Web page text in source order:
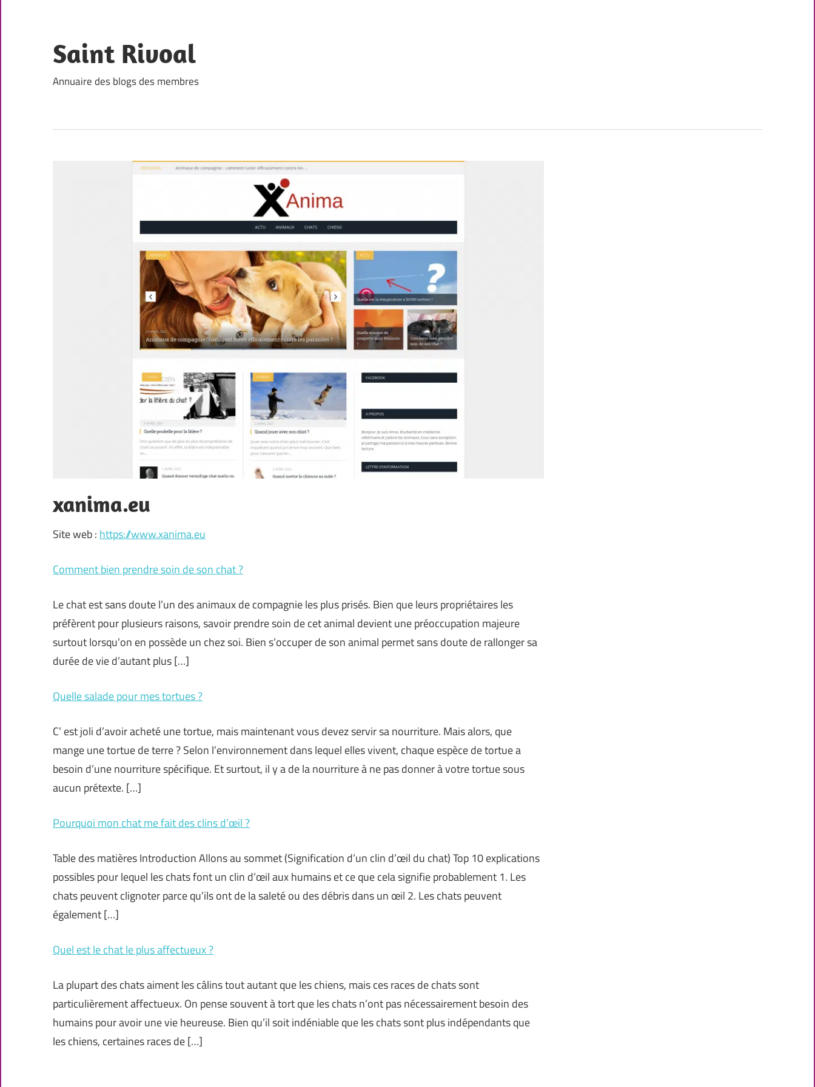
content
Saint Rivoal
Annuaire des blogs des membres
xanima.eu
Site web : https://www.xanima.eu
Comment bien prendre soin de son chat ?
Le chat est sans doute l’un des animaux de compagnie les plus prisés. Bien que leurs propriétaires les
préfèrent pour plusieurs raisons, savoir prendre soin de cet animal devient une préoccupation majeure
surtout lorsqu’on en possède un chez soi. Bien s’occuper de son animal permet sans doute de rallonger sa
durée de vie d’autant plus […]
Quelle salade pour mes tortues ?
C’ est joli d’avoir acheté une tortue, mais maintenant vous devez servir sa nourriture. Mais alors, que
mange une tortue de terre ? Selon l’environnement dans lequel elles vivent, chaque espèce de tortue a
besoin d’une nourriture spécifique. Et surtout, il y a de la nourriture à ne pas donner à votre tortue sous
aucun prétexte. […]
Pourquoi mon chat me fait des clins d’œil ?
Table des matières Introduction Allons au sommet (Signification d’un clin d’œil du chat) Top 10 explications
possibles pour lequel les chats font un clin d’œil aux humains et ce que cela signifie probablement 1. Les
chats peuvent clignoter parce qu’ils ont de la saleté ou des débris dans un œil 2. Les chats peuvent
également […]
Quel est le chat le plus affectueux ?
La plupart des chats aiment les câlins tout autant que les chiens, mais ces races de chats sont
particulièrement affectueux. On pense souvent à tort que les chats n’ont pas nécessairement besoin des
humains pour avoir une vie heureuse. Bien qu’il soit indéniable que les chats sont plus indépendants que
les chiens, certaines races de […]